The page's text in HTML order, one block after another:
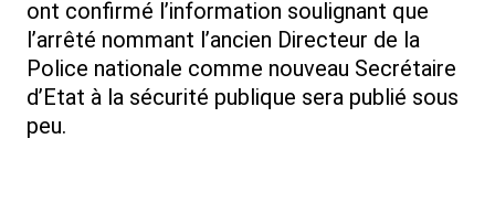
ont confirmé l’information soulignant que
l’arrêté nommant l’ancien Directeur de la
Police nationale comme nouveau Secrétaire
d’Etat à la sécurité publique sera publié sous
peu.